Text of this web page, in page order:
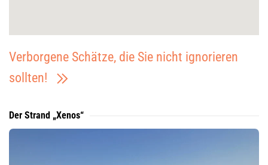
Verborgene Schätze, die Sie nicht ignorieren
sollten!
Der Strand „Xenos“